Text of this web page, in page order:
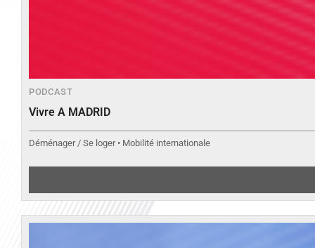
PODCAST
Vivre A MADRID
Déménager / Se loger • Mobilité internationale